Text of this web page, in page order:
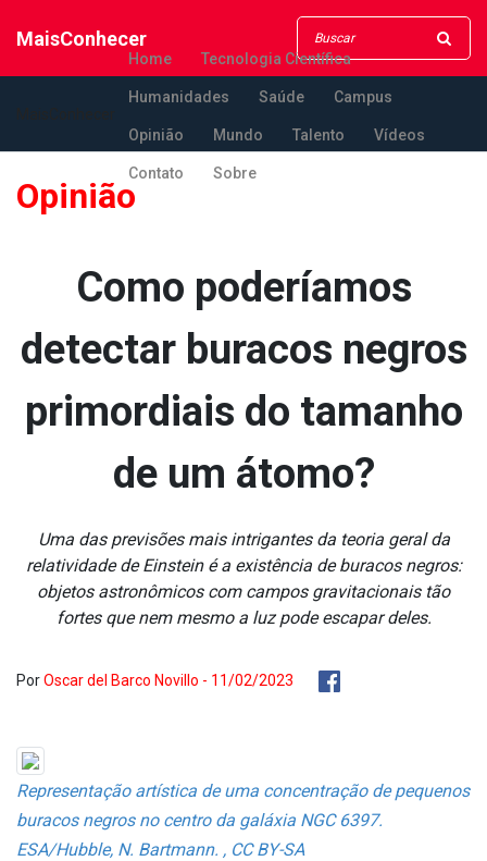
MaisConhecer
Home Tecnologia Científica
Humanidades Saúde Campus
Opinião Mundo Talento Vídeos
Contato Sobre
Opinião
Como poderíamos
detectar buracos negros
primordiais do tamanho
de um átomo?
Uma das previsões mais intrigantes da teoria geral da
relatividade de Einstein é a existência de buracos negros:
objetos astronômicos com campos gravitacionais tão
fortes que nem mesmo a luz pode escapar deles.
PorOscar del Barco Novillo - 11/02/2023
Representação artística de uma concentração de pequenos
buracos negros no centro da galáxia NGC 6397.
ESA/Hubble, N. Bartmann. , CC BY-SA